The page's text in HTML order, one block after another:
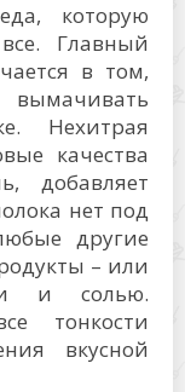
которую
Главный
в том,
вымачивать
Нехитрая
качества
добавляет
нет под
другие
– или
и солью.
тонкости
вкусной